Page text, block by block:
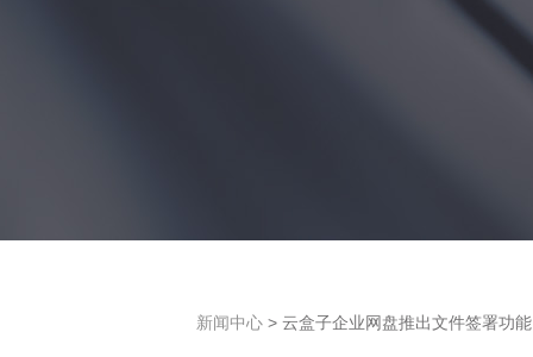
新闻中心 > 云盒子企业网盘推出文件签署功